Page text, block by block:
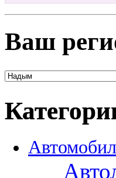
Ваш